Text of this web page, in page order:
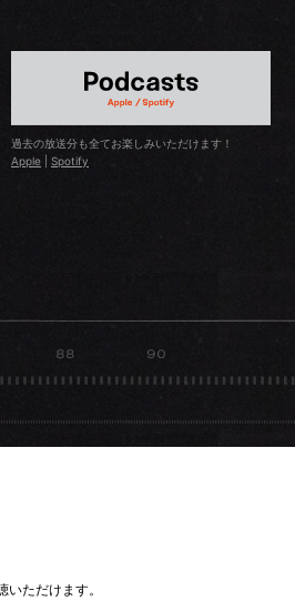
ぞれ仕事を通じて成長で
が合うと、お互いの実家
っているヨガは「アシュタ
精神を落ち着かせ心を
自由」は私にとって重
がっていて、最近は現地
過去の放送分も全てお楽しみいただけます！
Apple
Spotify
ただけます。